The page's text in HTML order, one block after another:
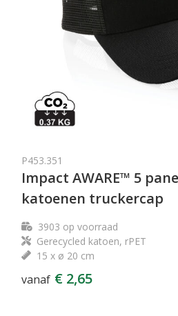
P453.351
Impact AWARE™ 5
katoenen truckercap
3903 op voorraad
Gerecycled katoen, rPET
15 x ø 20 cm
vanaf € 2,65